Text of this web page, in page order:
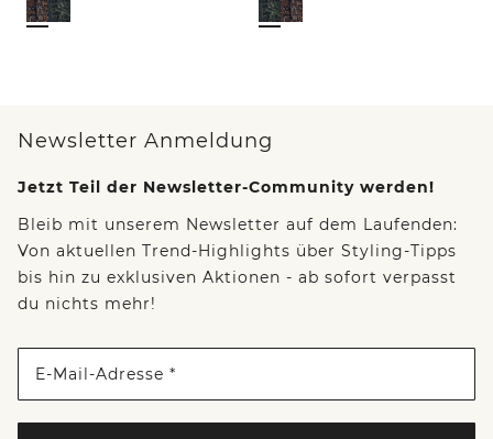
Newsletter Anmeldung
Jetzt Teil der Newsletter-Community werden!
Bleib mit unserem Newsletter auf dem Laufenden:
Von aktuellen Trend-Highlights über Styling-Tipps
bis hin zu exklusiven Aktionen - ab sofort verpasst
du nichts mehr!
E-Mail-Adresse *